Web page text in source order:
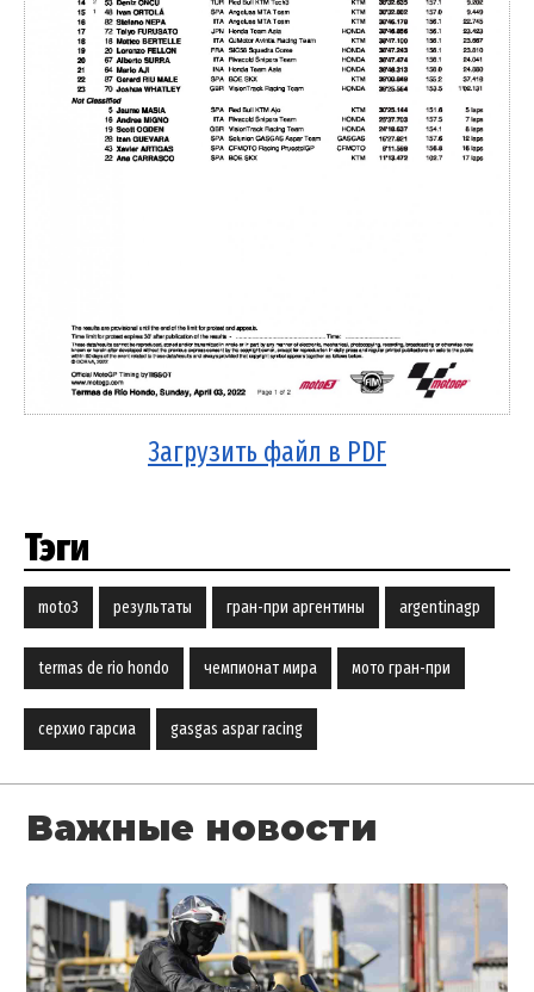
Загрузить файл в PDF
Тэги
moto3 результаты гран-при аргентины argentinagp
termas de rio hondo чемпионат мира мото гран-при
серхио гарсиа gasgas aspar racing
Важные новости